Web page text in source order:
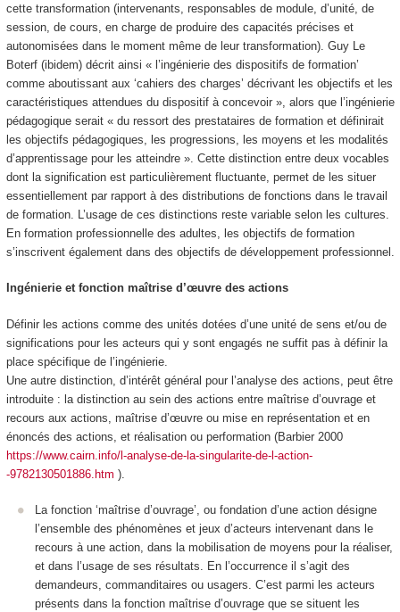
cette transformation (intervenants, responsables de module, d’unité, de
session, de cours, en charge de produire des capacités précises et
autonomisées dans le moment même de leur transformation). Guy Le
Boterf (ibidem) décrit ainsi « l’ingénierie des dispositifs de formation’
comme aboutissant aux ‘cahiers des charges’ décrivant les objectifs et les
caractéristiques attendues du dispositif à concevoir », alors que l’ingénierie
pédagogique serait « du ressort des prestataires de formation et définirait
les objectifs pédagogiques, les progressions, les moyens et les modalités
d’apprentissage pour les atteindre ». Cette distinction entre deux vocables
dont la signification est particulièrement fluctuante, permet de les situer
essentiellement par rapport à des distributions de fonctions dans le travail
de formation. L’usage de ces distinctions reste variable selon les cultures.
En formation professionnelle des adultes, les objectifs de formation
s’inscrivent également dans des objectifs de développement professionnel.
Ingénierie et fonction maîtrise d’œuvre des actions
Définir les actions comme des unités dotées d’une unité de sens et/ou de
significations pour les acteurs qui y sont engagés ne suffit pas à définir la
place spécifique de l’ingénierie.
Une autre distinction, d’intérêt général pour l’analyse des actions, peut être
introduite : la distinction au sein des actions entre maîtrise d’ouvrageet
recours aux actions, maîtrise d’œuvreou mise en représentation et en
énoncés des actions, et réalisationou performation (Barbier 2000
https://www.cairn.info/l-analyse-de-la-singularite-de-l-action-
-9782130501886.htm ).
La fonction ‘maîtrise d’ouvrage’, ou fondation d’une action désigne
l’ensemble des phénomènes et jeux d’acteurs intervenant dans le
recours à une action, dans la mobilisation de moyens pour la réaliser,
et dans l’usage de ses résultats. En l’occurrence il s’agit des
demandeurs, commanditaires ou usagers. C’est parmi les acteurs
présents dans la fonction maîtrise d’ouvrage que se situent les